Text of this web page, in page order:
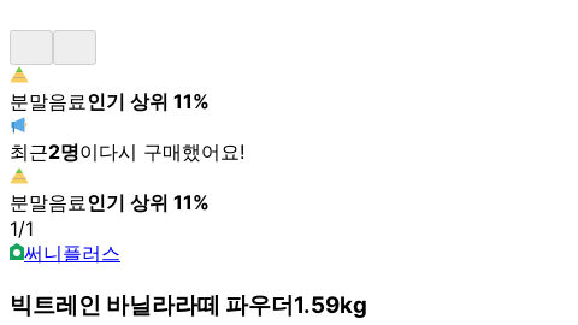
분말음료인기 상위 11%
최근2명이다시 구매했어요!
분말음료인기 상위 11%
1/1
써니플러스
빅트레인 바닐라라떼 파우더1.59kg